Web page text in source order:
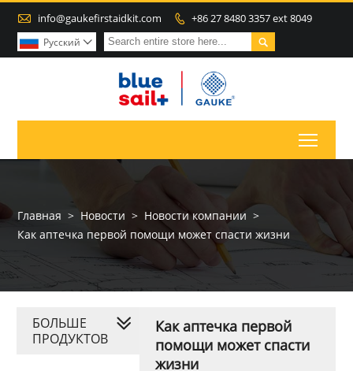
 info@gaukefirstaidkit.com  +86 27 8480 3357 ext 8049

Pусский 
Главная > Новости > Новости компании >
Как аптечка первой помощи может спасти жизни
Как аптечка первой
помощи может спасти
жизни
БОЛЬШЕ
ПРОДУКТОВ